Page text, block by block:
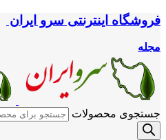
فروشگاه اینترنتی سرو ایران
مجله
جستجوی محصولات